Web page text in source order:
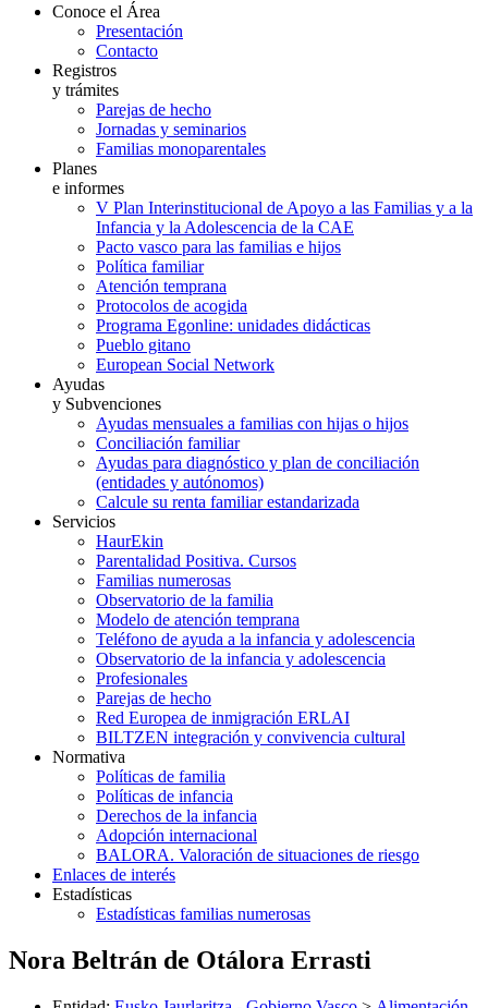
Conoce el Área
Presentación
Contacto
Registros
y trámites
Parejas de hecho
Jornadas y seminarios
Familias monoparentales
Planes
e informes
V Plan Interinstitucional de Apoyo a las Familias y a la
Infancia y la Adolescencia de la CAE
Pacto vasco para las familias e hijos
Política familiar
Atención temprana
Protocolos de acogida
Programa Egonline: unidades didácticas
Pueblo gitano
European Social Network
Ayudas
y Subvenciones
Ayudas mensuales a familias con hijas o hijos
Conciliación familiar
Ayudas para diagnóstico y plan de conciliación
(entidades y autónomos)
Calcule su renta familiar estandarizada
Servicios
HaurEkin
Parentalidad Positiva. Cursos
Familias numerosas
Observatorio de la familia
Modelo de atención temprana
Teléfono de ayuda a la infancia y adolescencia
Observatorio de la infancia y adolescencia
Profesionales
Parejas de hecho
Red Europea de inmigración ERLAI
BILTZEN integración y convivencia cultural
Normativa
Políticas de familia
Políticas de infancia
Derechos de la infancia
Adopción internacional
BALORA. Valoración de situaciones de riesgo
Enlaces de interés
Estadísticas
Estadísticas familias numerosas
Nora Beltrán de Otálora Errasti